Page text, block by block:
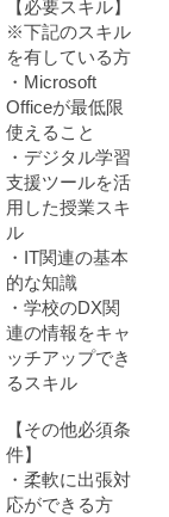
【必要スキル】
※下記のスキル
を有している方
・Microsoft
Officeが最低限
使えること
・デジタル学習
支援ツールを活
用した授業スキ
ル
・IT関連の基本
的な知識
・学校のDX関
連の情報をキャ
ッチアップでき
るスキル
【その他必須条
件】
・柔軟に出張対
応ができる方